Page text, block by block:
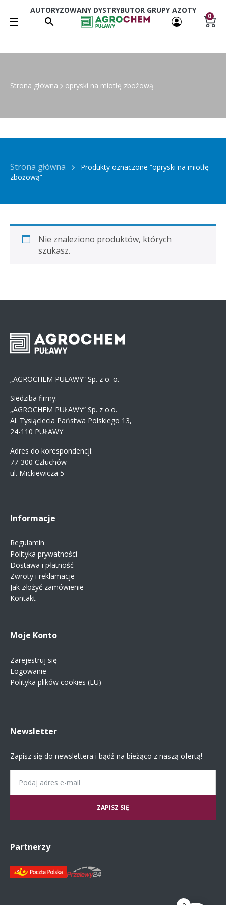
AUTORYZOWANY DYSTRYBUTOR GRUPY AZOTY
0
Strona główna opryski na miotłę zbożową
Strona główna
Produkty oznaczone “opryski na miotłę
zbożową”
Nie znaleziono produktów, których
szukasz.
„AGROCHEM PUŁAWY” Sp. z o. o.
Siedziba firmy:
„AGROCHEM PUŁAWY” Sp. z o.o.
Al. Tysiąclecia Państwa Polskiego 13,
24-110 PUŁAWY
Adres do korespondencji:
77-300 Człuchów
ul. Mickiewicza 5
Informacje
Regulamin
Polityka prywatności
Dostawa i płatność
Zwroty i reklamacje
Jak złożyć zamówienie
Kontakt
Moje Konto
Zarejestruj się
Logowanie
Polityka plików cookies (EU)
Newsletter
Zapisz się do newslettera i bądź na bieżąco z naszą ofertą!
Partnerzy